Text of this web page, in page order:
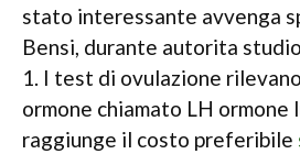
stato interessante avvenga
Bensi, durante autorita
1. I test di ovulazione
ormone chiamato LH ormone
raggiunge il costo preferibile